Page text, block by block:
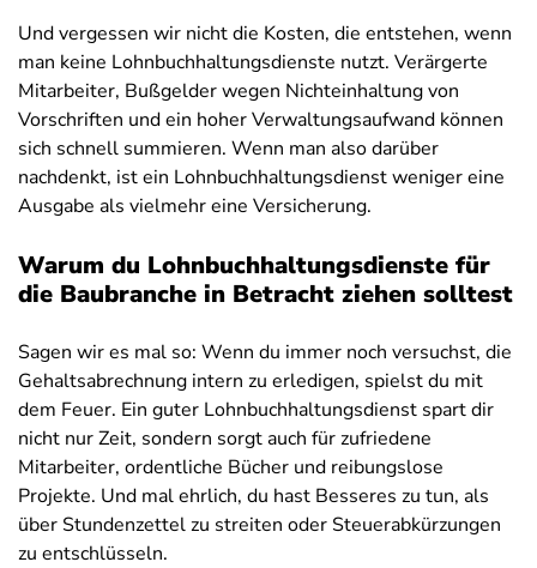
Und vergessen wir nicht die Kosten, die entstehen, wenn
man keine Lohnbuchhaltungsdienste nutzt. Verärgerte
Mitarbeiter, Bußgelder wegen Nichteinhaltung von
Vorschriften und ein hoher Verwaltungsaufwand können
sich schnell summieren. Wenn man also darüber
nachdenkt, ist ein Lohnbuchhaltungsdienst weniger eine
Ausgabe als vielmehr eine Versicherung.
Warum du Lohnbuchhaltungsdienste für
die Baubranche in Betracht ziehen solltest
Sagen wir es mal so: Wenn du immer noch versuchst, die
Gehaltsabrechnung intern zu erledigen, spielst du mit
dem Feuer. Ein guter Lohnbuchhaltungsdienst spart dir
nicht nur Zeit, sondern sorgt auch für zufriedene
Mitarbeiter, ordentliche Bücher und reibungslose
Projekte. Und mal ehrlich, du hast Besseres zu tun, als
über Stundenzettel zu streiten oder Steuerabkürzungen
zu entschlüsseln.